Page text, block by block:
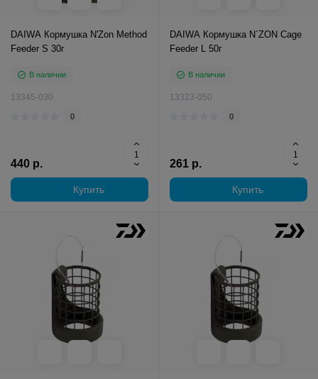
DAIWA Кормушка N'Zon Method
Feeder S 30г
В наличии
13345-030
0
440 р.
Купить
DAIWA Кормушка N´ZON Cage
Feeder L 50г
В наличии
13323-050
0
261 р.
Купить